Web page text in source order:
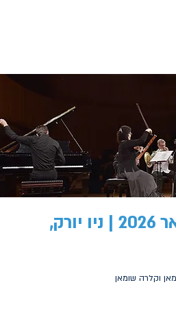
הומאז׳ | 9 פברואר 2026 | ניו יורק,
וקלרה שומאן